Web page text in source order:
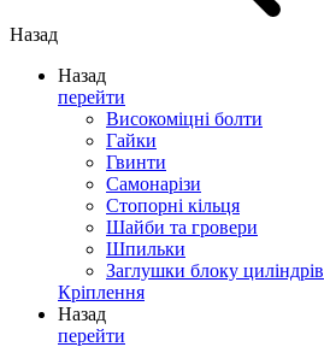
Назад
Назад
перейти
Високоміцні болти
Гайки
Гвинти
Самонарізи
Стопорні кільця
Шайби та гровери
Шпильки
Заглушки блоку циліндрів
Кріплення
Назад
перейти